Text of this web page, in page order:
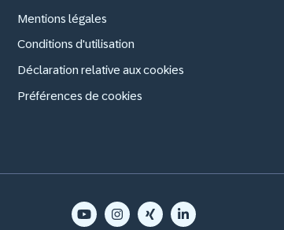
Mentions légales
Conditions d'utilisation
Déclaration relative aux cookies
Préférences de cookies